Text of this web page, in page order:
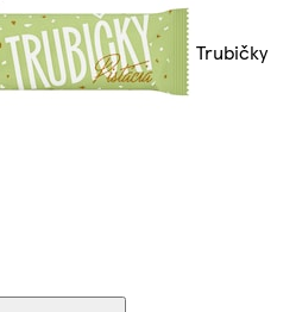
Trubičky